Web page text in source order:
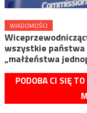
WIADOMOŚCI
wszystkie państwa
„małżeństwa
PODOBA CI SIĘ